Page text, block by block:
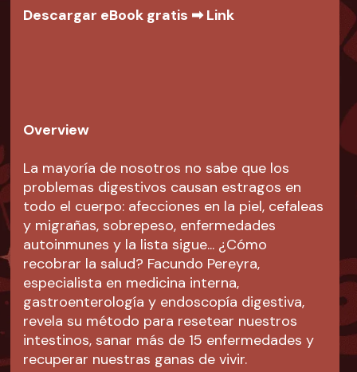
Descargar eBook gratis ➡Link
Overview
La mayoría de nosotros no sabe que los
problemas digestivos causan estragos en
todo el cuerpo: afecciones en la piel, cefaleas
y migrañas, sobrepeso, enfermedades
autoinmunes y la lista sigue... ¿Cómo
recobrar la salud? Facundo Pereyra,
especialista en medicina interna,
gastroenterología y endoscopía digestiva,
revela su método para resetear nuestros
intestinos, sanar más de 15 enfermedades y
recuperar nuestras ganas de vivir.